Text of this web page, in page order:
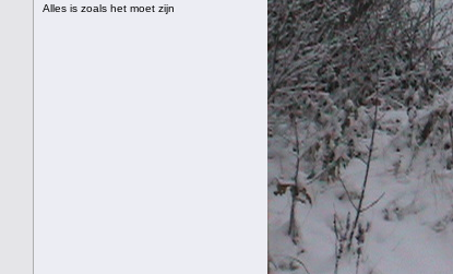
Alles is zoals het moet zijn